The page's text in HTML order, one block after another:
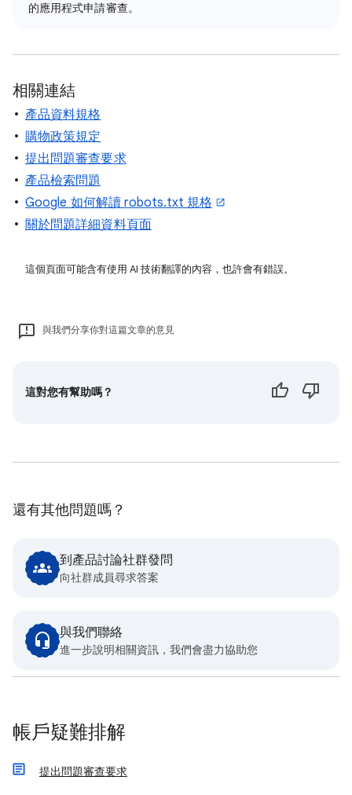
的應用程式申請審查。
相關連結
產品資料規格
購物政策規定
提出問題審查要求
產品檢索問題
Google 如何解讀 robots.txt 規格
關於問題詳細資料頁面
這個頁面可能含有使用 AI 技術翻譯的內容，也許會有錯誤。
與我們分享你對這篇文章的意見
這對您有幫助嗎？
還有其他問題嗎？
到產品討論社群發問
向社群成員尋求答案
與我們聯絡
進一步說明相關資訊，我們會盡力協助您
帳戶疑難排解
提出問題審查要求